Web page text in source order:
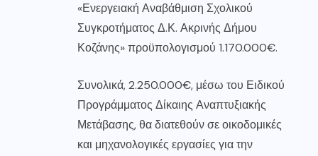
«Ενεργειακή Αναβάθμιση Σχολικού
Συγκροτήματος Δ.Κ. Ακρινής Δήμου
Κοζάνης» προϋπολογισμού 1.170.000€.
Συνολικά, 2.250.000€, μέσω του Ειδικού
Προγράμματος Δίκαιης Αναπτυξιακής
Μετάβασης, θα διατεθούν σε οικοδομικές
και μηχανολογικές εργασίες για την